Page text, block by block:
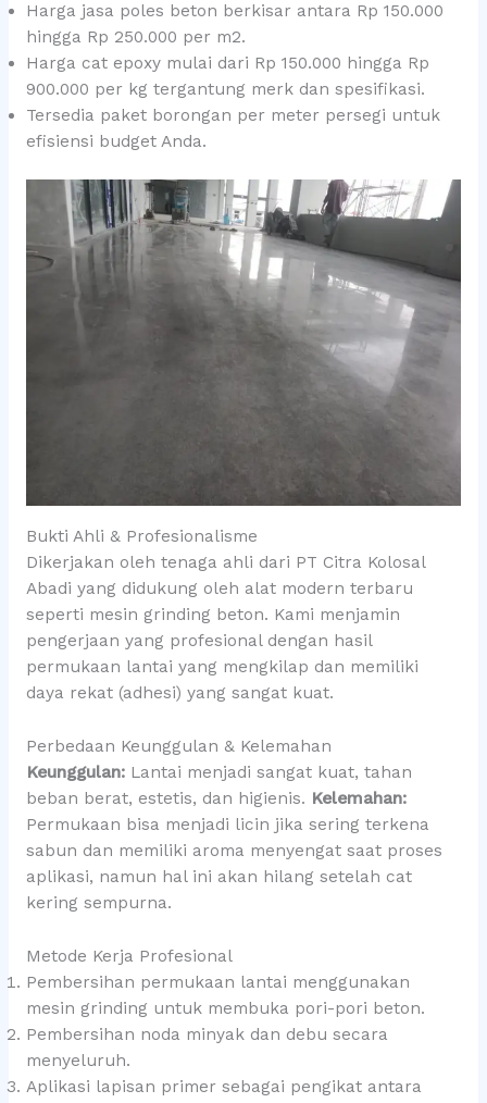
Harga jasa poles beton berkisar antara Rp 150.000
hingga Rp 250.000 per m2.
Harga cat epoxy mulai dari Rp 150.000 hingga Rp
900.000 per kg tergantung merk dan spesifikasi.
Tersedia paket borongan per meter persegi untuk
efisiensi budget Anda.
Bukti Ahli & Profesionalisme
Dikerjakan oleh tenaga ahli dari PT Citra Kolosal
Abadi yang didukung oleh alat modern terbaru
seperti mesin grinding beton. Kami menjamin
pengerjaan yang profesional dengan hasil
permukaan lantai yang mengkilap dan memiliki
daya rekat (adhesi) yang sangat kuat.
Perbedaan Keunggulan & Kelemahan
Keunggulan:Lantai menjadi sangat kuat, tahan
beban berat, estetis, dan higienis. Kelemahan:
Permukaan bisa menjadi licin jika sering terkena
sabun dan memiliki aroma menyengat saat proses
aplikasi, namun hal ini akan hilang setelah cat
kering sempurna.
Metode Kerja Profesional
Pembersihan permukaan lantai menggunakan
mesin grinding untuk membuka pori-pori beton.
Pembersihan noda minyak dan debu secara
menyeluruh.
Aplikasi lapisan primer sebagai pengikat antara